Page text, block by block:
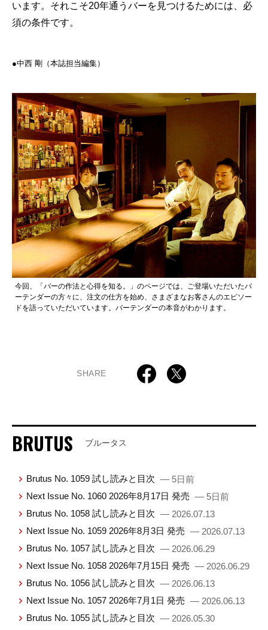
います。それこそ20年通うバーを見つけるためには、必
須の条件です。
●︎︎︎中西 剛（本誌担当編集）
今回、「バーの作法と心得を知る。」のページでは、ご登場いただいたバ
ーテンダーの方々に、注文の仕方を始め、さまざまなお客さんのエピソー
ドを語っていただいています。バーテンダーの本音がわかります。
SHARE
BRUTUS ブルータス
Brutus No. 1059 試し読みと目次 — 5日前
Next Issue No. 1060 2026年8月17日 発売 — 5日前
Brutus No. 1058 試し読みと目次 — 2026.07.13
Next Issue No. 1059 2026年8月3日 発売 — 2026.07.13
Brutus No. 1057 試し読みと目次 — 2026.06.29
Next Issue No. 1058 2026年7月15日 発売 — 2026.06.29
Brutus No. 1056 試し読みと目次 — 2026.06.13
Next Issue No. 1057 2026年7月1日 発売 — 2026.06.13
Brutus No. 1055 試し読みと目次 — 2026.05.30